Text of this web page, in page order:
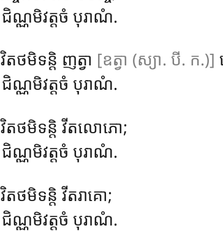
ណ្ណមិវត្តចំ បុរាណំ.
ថមិទន្តិ ញត្វា [ឧត្វា (ស្យា. បី. ក.)]
ណ្ណមិវត្តចំ បុរាណំ.
តថមិទន្តិ វីតលោភោ;
ណ្ណមិវត្តចំ បុរាណំ.
តថមិទន្តិ វីតរាគោ;
ណ្ណមិវត្តចំ បុរាណំ.